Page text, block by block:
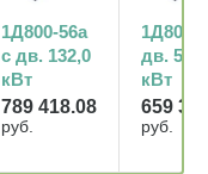
1Д800-56а
с дв. 132,0
кВт
789 418.08
руб.
1Д800-
дв. 55,0
кВт
659
руб.